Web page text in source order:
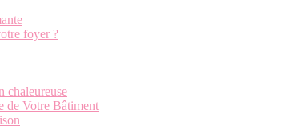
foyer ?
chaleureuse
de Votre Bâtiment